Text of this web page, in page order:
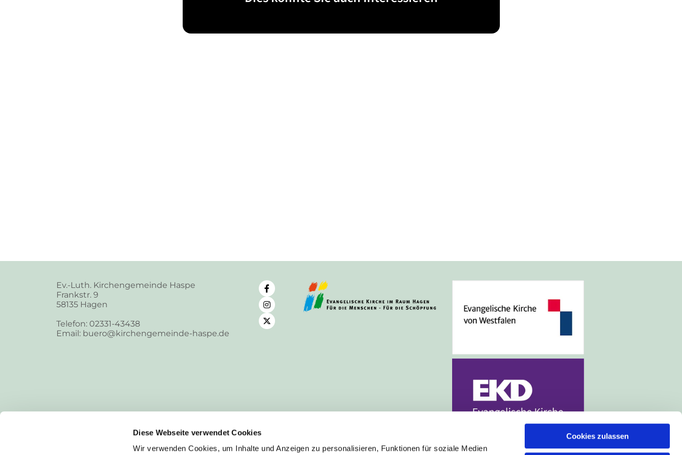
Diese Webseite verwendet Cookies
Wir verwenden Cookies, um Inhalte und Anzeigen zu personalisieren, Funktionen für soziale Medien
Cookies zulassen
Ev.-Luth. Kirchengemeinde Haspe
Frankstr. 9
58135 Hagen
Telefon: 02331-43438
Email: buero@kirchengemeinde-haspe.de